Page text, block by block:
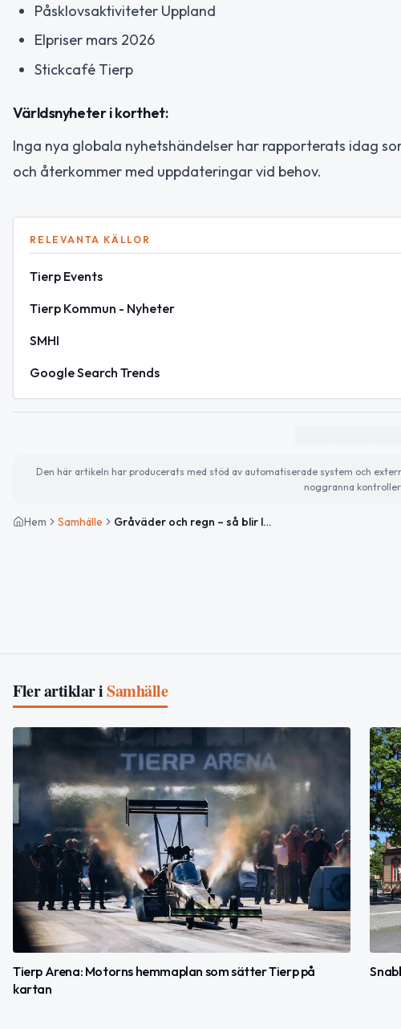
Påsklovsaktiviteter Uppland
Elpriser mars 2026
Stickcafé Tierp
Världsnyheter i korthet:
Inga nya globala nyhetshändelser har rapporterats idag
och återkommer med uppdateringar vid behov.
RELEVANTA KÄLLOR
Tierp Events
Tierp Kommun - Nyheter
SMHI
Google Search Trends
Den här artikeln har producerats med stöd av automatiserade system och
noggranna
Hem Samhälle Gråväder och regn – så blir lördagen
Fler artiklar iSamhälle
Tierp Arena: Motorns hemmaplan som sätter Tierp på
kartan